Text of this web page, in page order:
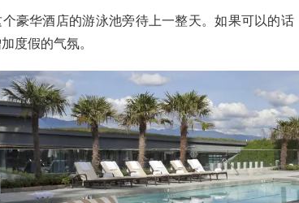
豪华酒店的游泳池旁待上一整天。如果可以的
度假的气氛。